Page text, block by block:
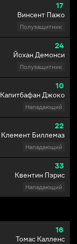
17
Винсент Пажо
Полузащитник
24
Йохан Демонси
Полузащитник
10
Капитбафан Джоко
Нападающий
22
Клемент Биллемаз
Нападающий
33
Квентин Пэрис
Нападающий
16
Томас Калленс